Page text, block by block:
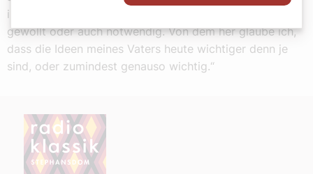
immer flacher wird, in der Bedeutung gar nicht mehr so
gewollt oder auch notwendig. Von dem her glaube ich,
dass die Ideen meines Vaters heute wichtiger denn je
sind, oder zumindest genauso wichtig.“